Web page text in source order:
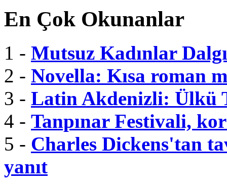
En Çok Okunanlar
1 - Mutsuz Kadınlar
2 - Novella: Kısa roman
3 - Latin Akdenizli: Ülkü
4 - Tanpınar Festivali,
5 - Charles Dickens'tan
yanıt